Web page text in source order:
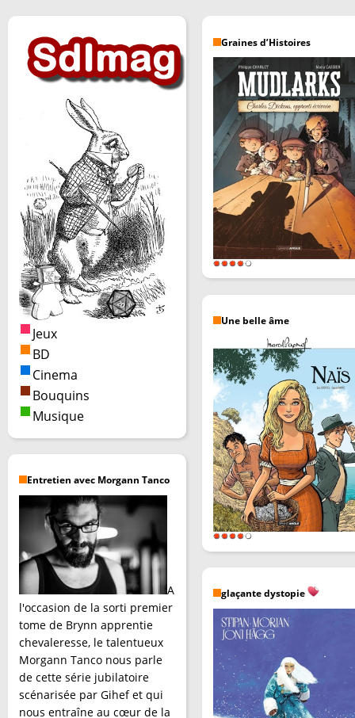
Jeux
BD
Cinema
Bouquins
Musique
Entretien avec Morgann Tanco
A
l'occasion de la sorti premier
tome de Brynn apprentie
chevaleresse, le talentueux
Morgann Tanco nous parle
de cette série jubilatoire
scénarisée par Gihef et qui
nous entraîne au cœur de la
Graines d’Histoires
Une belle âme
glaçante dystopie